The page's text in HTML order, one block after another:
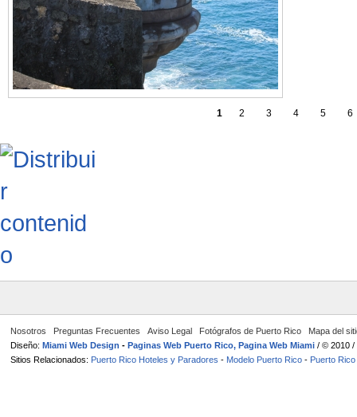
1 2 3 4 5 6
Nosotros Preguntas Frecuentes Aviso Legal Fotógrafos de Puerto Rico
Mapa del
Diseño: Miami Web Design - Paginas Web Puerto Rico, Pagina Web Miami / © 2010 /
Sitios Relacionados: Puerto Rico Hoteles y Paradores - Modelo Puerto Rico - Puerto